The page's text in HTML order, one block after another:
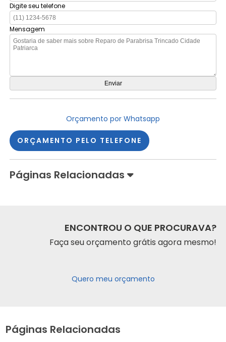
Digite seu telefone
Mensagem
Orçamento por Whatsapp
ORÇAMENTO PELO TELEFONE
Páginas Relacionadas
ENCONTROU O QUE PROCURAVA?
Faça seu orçamento grátis agora mesmo!
Quero meu orçamento
Páginas Relacionadas